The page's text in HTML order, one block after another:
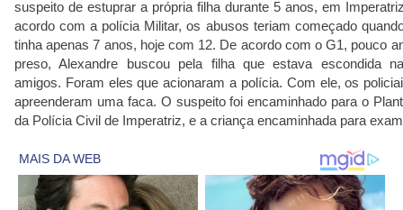
suspeito de estuprar a própria filha durante 5 anos, em
acordo com a polícia Militar, os abusos teriam começado
tinha apenas 7 anos, hoje com 12. De acordo com o G1, pouco
preso, Alexandre buscou pela filha que estava escondida
amigos. Foram eles que acionaram a polícia. Com ele, os
apreenderam uma faca. O suspeito foi encaminhado para o
da Polícia Civil de Imperatriz, e a criança encaminhada para